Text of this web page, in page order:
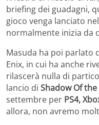
briefing dei guadagni,
gioco venga lanciato
normalmente inizia da
Masuda ha poi parlato
Enix, in cui ha anche
rilascerà nulla di
lancio di Shadow Of
settembre per PS4,
allora, non avremo